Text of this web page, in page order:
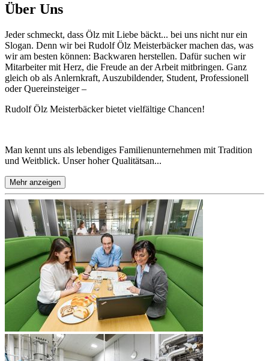
Über Uns
Jeder schmeckt, dass Ölz mit Liebe bäckt... bei uns nicht nur ein
Slogan. Denn wir bei Rudolf Ölz Meisterbäcker machen das, was
wir am besten können: Backwaren herstellen. Dafür suchen wir
Mitarbeiter mit Herz, die Freude an der Arbeit mitbringen. Ganz
gleich ob als Anlernkraft, Auszubildender, Student, Professionell
oder Quereinsteiger –
Rudolf Ölz Meisterbäcker bietet vielfältige Chancen!
Man kennt uns als lebendiges Familienunternehmen mit Tradition
und Weitblick. Unser hoher Qualitätsan...
Mehr anzeigen